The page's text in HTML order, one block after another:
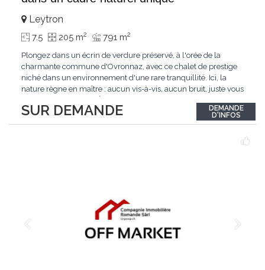
SUR DEMANDE
Leytron
7.5 205 m2 791 m2
Plongez dans un écrin de verdure préservé, à l'orée de la
charmante commune d'Ovronnaz, avec ce chalet de prestige
niché dans un environnement d'une rare tranquillité. Ici, la
nature règne en maître : aucun vis-à-vis, aucun bruit, juste vous
par ses finitions de très haut standing et ses matériaux nobles.
Le bois de mélèze...
DEMANDE
D'INFOS